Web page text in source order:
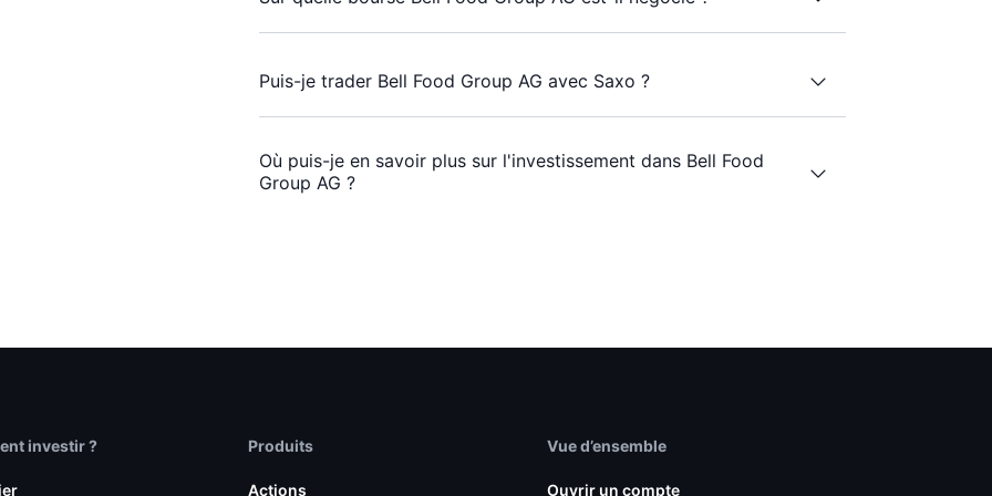
Puis-je trader Bell Food Group AG avec Saxo ?
Où puis-je en savoir plus sur l'investissement dans Bell Food
Group AG ?
investir ? Produits
Actions
Vue d’ensemble
Ouvrir un compte